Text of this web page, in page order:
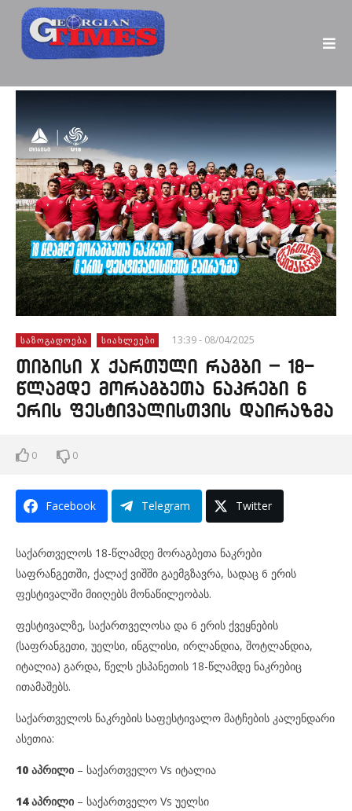
ᲡᲐᲖᲝᲒᲐᲓᲝᲔᲑᲐ ᲡᲘᲐᲮᲚᲔᲔᲑᲘ 13:39 - 08/04/2025
თიბისი x ქართული რაგბი – 18-
წლამდე მორაგბეთა ნაკრები 6
ერის ფესტივალისთვის დაირაზმა
0 0
Facebook Telegram Twitter
საქართველოს 18-წლამდე მორაგბეთა ნაკრები
საფრანგეთში, ქალაქ ვიშში გაემგზავრა, სადაც 6 ერის
ფესტივალში მიიღებს მონაწილეობას.
ფესტივალზე, საქართველოსა და 6 ერის ქვეყნების
(საფრანგეთი, უელსი, ინგლისი, ირლანდია, შოტლანდია,
იტალია) გარდა, წელს ესპანეთის 18-წლამდე ნაკრებიც
ითამაშებს.
საქართველოს ნაკრების საფესტივალო მატჩების კალენდარი
ასეთია:
10 აპრილი – საქართველო Vs იტალია
14 აპრილი – საქართველო Vs უელსი